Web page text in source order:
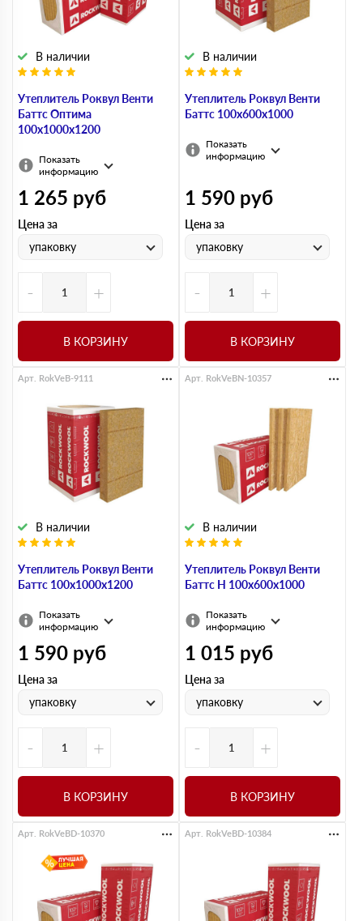
Утеплитель Роквул Венти
Баттс Оптима
100х1000х1200
В наличии
Показать
информацию
1 265 руб
Цена за
упаковку
- +
В КОРЗИНУ
Утеплитель Роквул Венти
Баттс 100х600х1000
В наличии
Показать
информацию
1 590 руб
Цена за
упаковку
- +
В КОРЗИНУ
Утеплитель Роквул Венти
Баттс 100х1000х1200
В наличии
Арт. RokVeB-9111
Показать
информацию
1 590 руб
Цена за
упаковку
- +
В КОРЗИНУ
Утеплитель Роквул Венти
Баттс Н 100х600х1000
В наличии
Арт. RokVeBN-10357
Показать
информацию
1 015 руб
Цена за
упаковку
- +
В КОРЗИНУ
Арт. RokVeBD-10370 Арт. RokVeBD-10384